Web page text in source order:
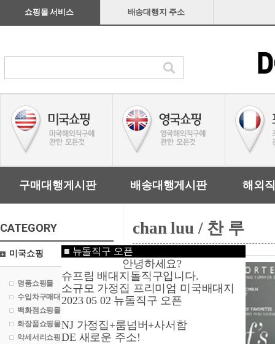
■ 뉴돌직구 오픈
안녕하세요?
슈프림 배대지돌직구입니다.
소규모 가정집 프리미엄 미국배대지
2023 05 02 뉴돌직구 오픈
NJ 가정집+룸넘버+사서함
DE 새로운 주소!
쇼핑몰 서비스 배송대행지 주소
구매대행게시판 배송대행게시판 해외
CATEGORY
미국쇼핑
명품쇼핑몰
수입차구매대행
백화점쇼핑몰
화장품쇼핑몰
악세서리쇼핑몰
chan luu / 찬 루